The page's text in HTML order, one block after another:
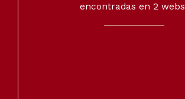
encontradas en 2 webs